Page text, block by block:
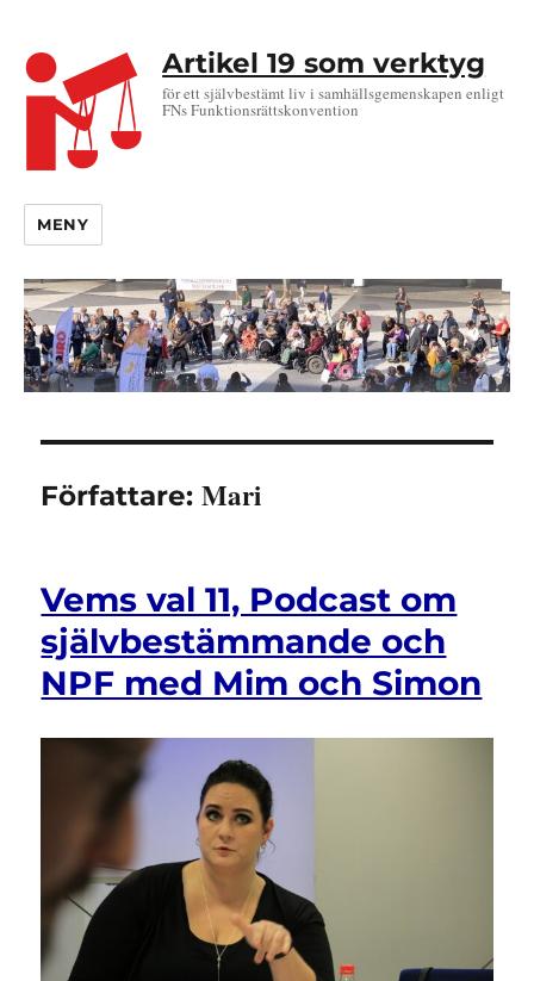
Artikel 19 som verktyg
för ett självbestämt liv i samhällsgemenskapen enligt
FNs Funktionsrättskonvention
MENY
Författare:Mari
Vems val 11, Podcast om
självbestämmande och
NPF med Mim och Simon